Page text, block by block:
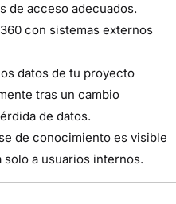
de acceso adecuados.
con sistemas externos
datos de tu proyecto
tras un cambio
de datos.
de conocimiento es visible
a usuarios internos.